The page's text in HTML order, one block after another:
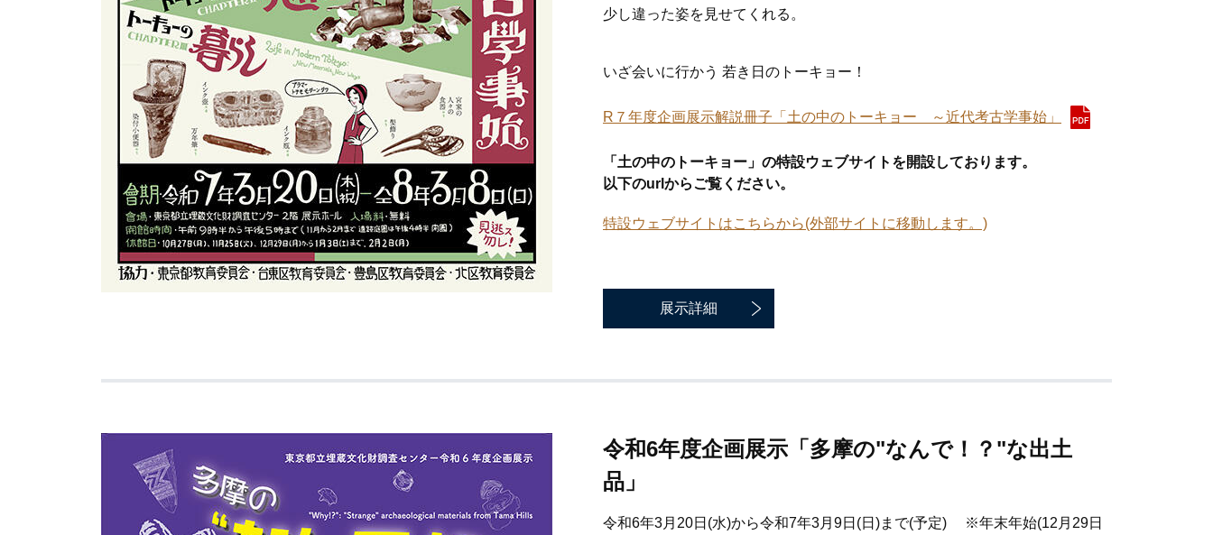
少し違った姿を見せてくれる。
いざ会いに行かう 若き日のトーキョー！
R７年度企画展示解説冊子「土の中のトーキョー ～近代考古学事始」
「土の中のトーキョー」の特設ウェブサイトを開設しております。
以下のurlからご覧ください。
特設ウェブサイトはこちらから(外部サイトに移動します。)
展示詳細
令和6年度企画展示「多摩の"なんで！？"な出土
品」
令和6年3月20日(水)から令和7年3月9日(日)まで(予定) ※年末年始(12月29日